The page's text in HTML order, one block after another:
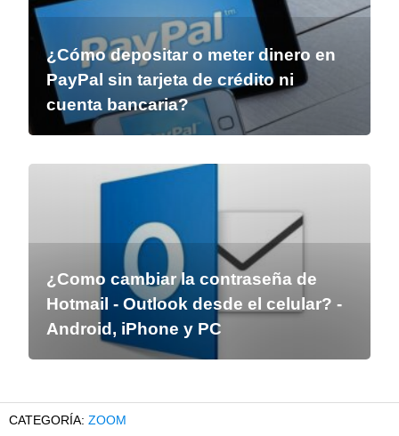
¿Cómo depositar o meter dinero en
PayPal sin tarjeta de crédito ni
cuenta bancaria?
¿Como cambiar la contraseña de
Hotmail - Outlook desde el celular? -
Android, iPhone y PC
ZOOM